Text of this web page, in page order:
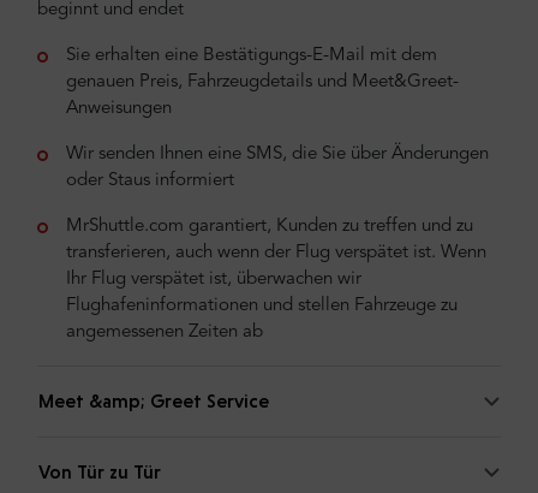
beginnt und endet
Sie erhalten eine Bestätigungs-E-Mail mit dem
genauen Preis, Fahrzeugdetails und Meet&Greet-
Anweisungen
Wir senden Ihnen eine SMS, die Sie über Änderungen
oder Staus informiert
MrShuttle.com garantiert, Kunden zu treffen und zu
transferieren, auch wenn der Flug verspätet ist. Wenn
Ihr Flug verspätet ist, überwachen wir
Flughafeninformationen und stellen Fahrzeuge zu
angemessenen Zeiten ab
Meet &amp; Greet Service
Von Tür zu Tür